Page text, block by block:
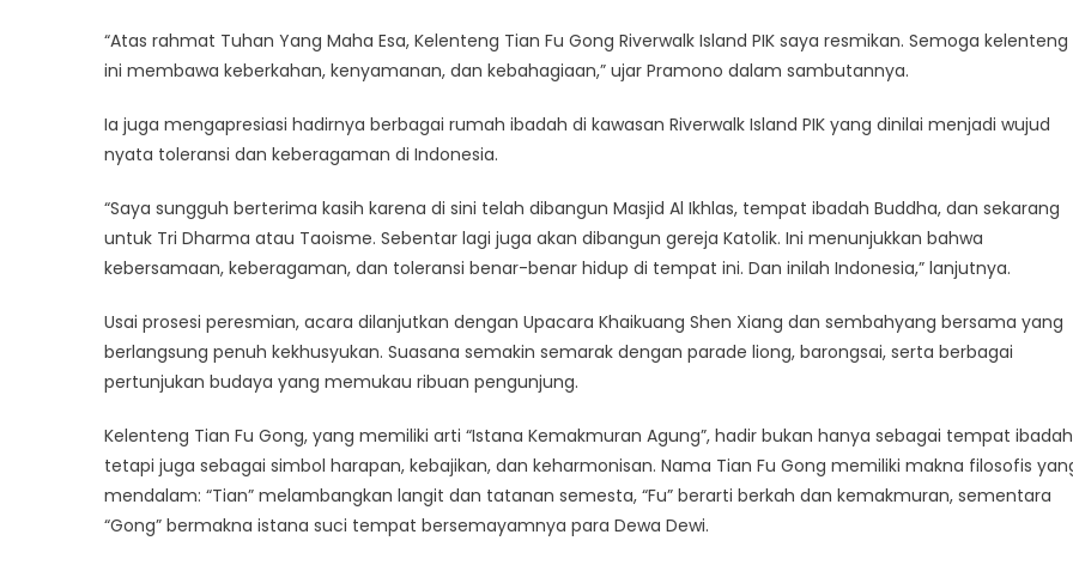
“Atas rahmat Tuhan Yang Maha Esa, Kelenteng Tian Fu Gong Riverwalk Island PIK saya resmikan. Semoga kelenteng
ini membawa keberkahan, kenyamanan, dan kebahagiaan,” ujar Pramono dalam sambutannya.
Ia juga mengapresiasi hadirnya berbagai rumah ibadah di kawasan Riverwalk Island PIK yang dinilai menjadi wujud
nyata toleransi dan keberagaman di Indonesia.
“Saya sungguh berterima kasih karena di sini telah dibangun Masjid Al Ikhlas, tempat ibadah Buddha, dan sekarang
untuk Tri Dharma atau Taoisme. Sebentar lagi juga akan dibangun gereja Katolik. Ini menunjukkan bahwa
kebersamaan, keberagaman, dan toleransi benar-benar hidup di tempat ini. Dan inilah Indonesia,” lanjutnya.
Usai prosesi peresmian, acara dilanjutkan dengan Upacara Khaikuang Shen Xiang dan sembahyang bersama yang
berlangsung penuh kekhusyukan. Suasana semakin semarak dengan parade liong, barongsai, serta berbagai
pertunjukan budaya yang memukau ribuan pengunjung.
Kelenteng Tian Fu Gong, yang memiliki arti “Istana Kemakmuran Agung”, hadir bukan hanya sebagai tempat
tetapi juga sebagai simbol harapan, kebajikan, dan keharmonisan. Nama Tian Fu Gong memiliki makna filosofis
mendalam: “Tian” melambangkan langit dan tatanan semesta, “Fu” berarti berkah dan kemakmuran, sementara
“Gong” bermakna istana suci tempat bersemayamnya para Dewa Dewi.